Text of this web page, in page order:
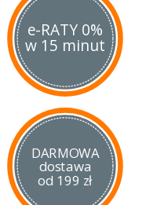
e-RATY 0%
w 15 minut
DARMOWA
dostawa
od 199 zł